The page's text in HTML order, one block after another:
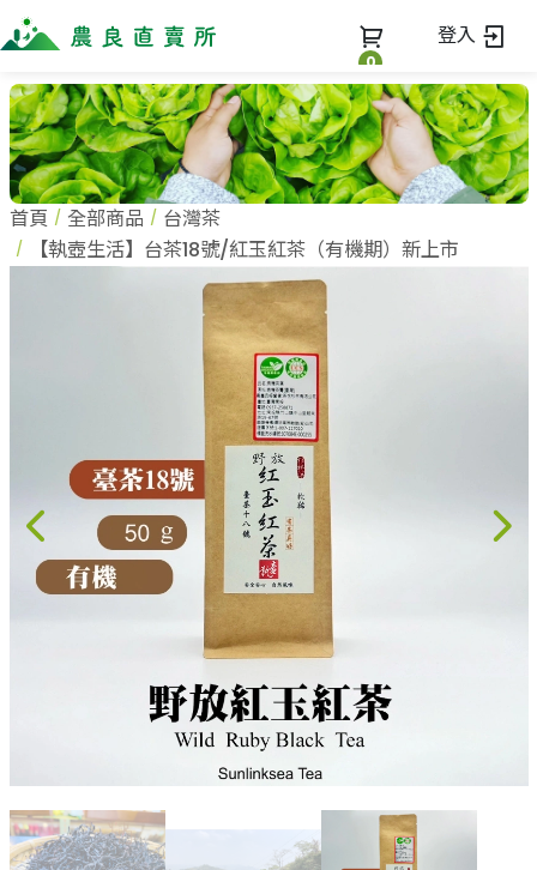
0
登入
全部商品
全部商品
當季優質水果專區
鳳梨專區
調味、醬料
加工食品
果乾、點心
果醬、蜂蜜
原民特區
農會商品
大量採購優惠專區
最新消息
商家一覽
關於我們
加入我們
登入
首頁 全部商品
台灣茶
【執壺生活】台茶18號/紅玉紅茶（有機期）新上市